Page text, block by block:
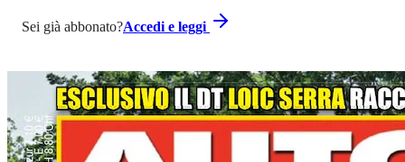
Sei già abbonato?Accedi e leggi